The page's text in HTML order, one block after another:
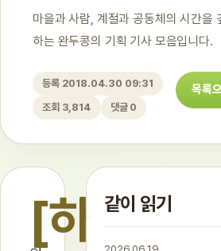
마을과 사람, 계절과 공동체의 시간을
하는 완두콩의 기획 기사 모음입니다.
등록 2018.04.30 09:31
조회 3,814
댓글 0
목록
[하 같이 읽기
2026.06.19